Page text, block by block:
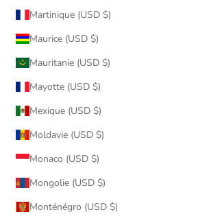
Martinique (USD $)
Maurice (USD $)
Mauritanie (USD $)
Mayotte (USD $)
Mexique (USD $)
Moldavie (USD $)
Monaco (USD $)
Mongolie (USD $)
Monténégro (USD $)